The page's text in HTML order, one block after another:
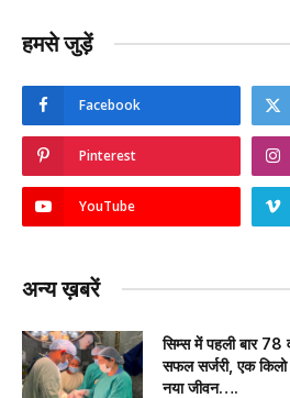
हमसे जुड़ें
Facebook
Pinterest
YouTube
अन्य ख़बरें
सिम्स में पहली बार 78
सफल सर्जरी, एक किलो
नया जीवन….